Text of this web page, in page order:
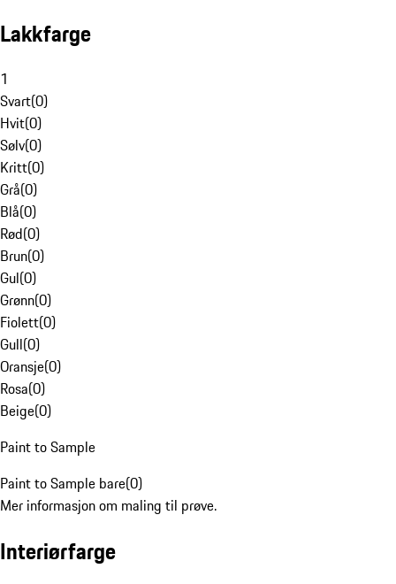
Lakkfarge
1
Svart(0)
Hvit(0)
Sølv(0)
Kritt(0)
Grå(0)
Blå(0)
Rød(0)
Brun(0)
Gul(0)
Grønn(0)
Fiolett(0)
Gull(0)
Oransje(0)
Rosa(0)
Beige(0)
Paint to Sample
Paint to Sample bare(0)
Mer informasjon om maling til prøve.
Interiørfarge